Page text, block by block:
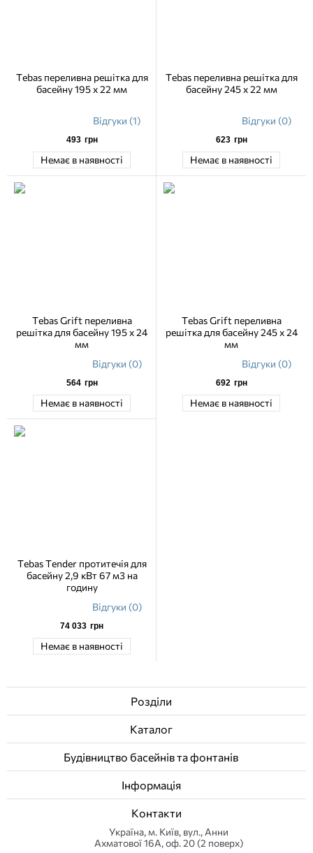
Tebas переливна решітка для
басейну 195 х 22 мм
Відгуки (1)
493 грн
Немає в наявності
Tebas переливна решітка для
басейну 245 х 22 мм
Відгуки (0)
623 грн
Немає в наявності
Tebas Grift переливна
решітка для басейну 195 х 24
мм
Відгуки (0)
564 грн
Немає в наявності
Tebas Grift переливна
решітка для басейну 245 х 24
мм
Відгуки (0)
692 грн
Немає в наявності
Tebas Tender протитечія для
басейну 2,9 кВт 67 м3 на
годину
Відгуки (0)
74 033 грн
Немає в наявності
Розділи
Каталог
Будівництво басейнів та фонтанів
Інформація
Контакти
Українa, м. Київ, вул., Анни
Ахматової 16А, оф. 20 (2 поверх)